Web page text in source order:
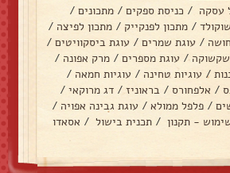
עסקה / כניסת ספקים / מתכונים /
/ מתכון לפנקייק / מתכון לפיצה /
/ עוגת שמרים / עוגת ביסקוויטים /
שקשוקה / עוגת מספרים / מרק אפונה /
/ עוגיות טחינה / עוגיות חמאה /
/ אלפחורס / בראוניז / דג מרוקאי /
/ פלפל ממולא / עוגת גבינה אפויה /
- תקנון / תכנית בישול / אסאדו